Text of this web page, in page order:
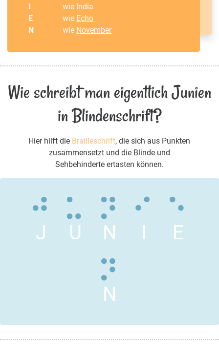
I
wie India
E
wie Echo
N
wie November
Wie schreibt man eigentlich Junien
in Blindenschrift?
Hier hilft die Brailleschrift, die sich aus Punkten
zusammensetzt und die Blinde und
Sehbehinderte ertasten können.
J U N I E
N